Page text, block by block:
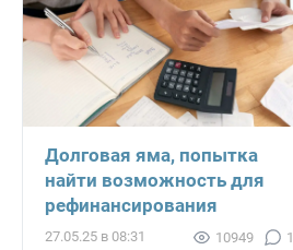
Долговая яма, попытка
найти возможность для
рефинансирования
27.05.25 в 08:31 10949 1